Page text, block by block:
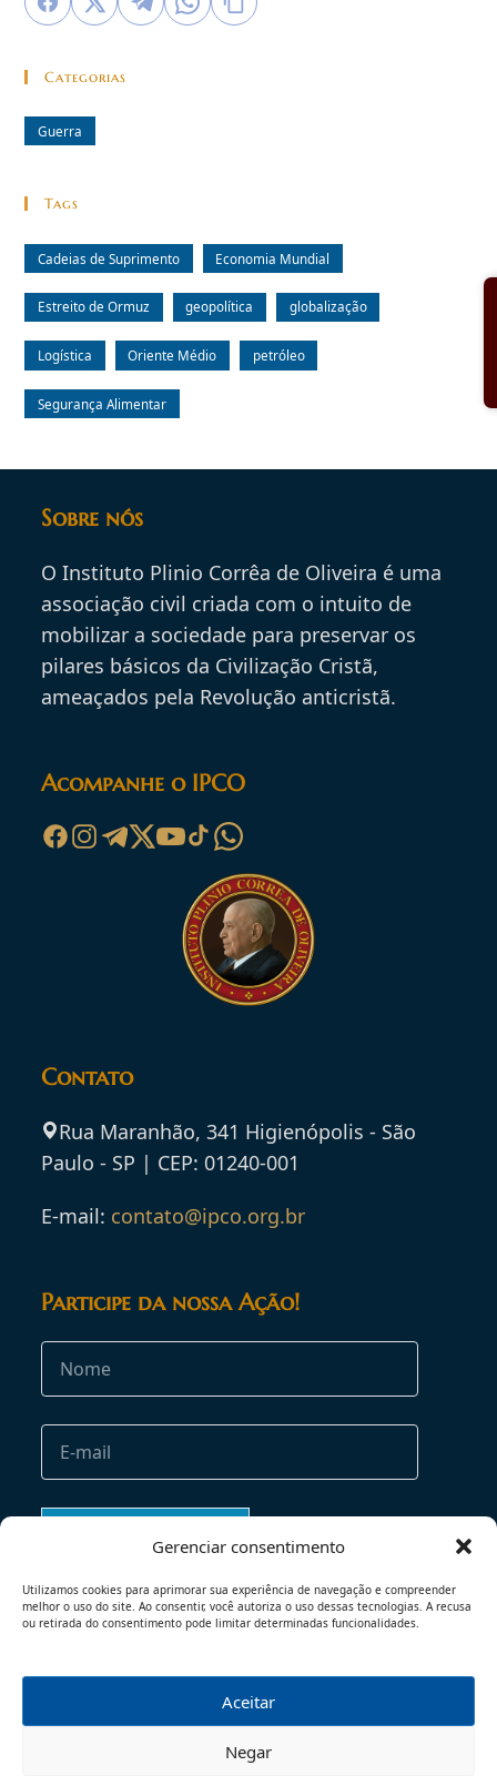
Gerenciar consentimento
Utilizamos cookies para aprimorar sua experiência de navegação e compreender
melhor o uso do site. Ao consentir, você autoriza o uso dessas tecnologias. A recusa
ou retirada do consentimento pode limitar determinadas funcionalidades.
Aceitar
Negar
Categorias
Guerra
Tags
Cadeias de Suprimento Economia Mundial
Estreito de Ormuz geopolítica globalização
Logística Oriente Médio petróleo
Segurança Alimentar
Sobre nós
O Instituto Plinio Corrêa de Oliveira é uma
associação civil criada com o intuito de
mobilizar a sociedade para preservar os
pilares básicos da Civilização Cristã,
ameaçados pela Revolução anticristã.
Acompanhe o IPCO
Contato
Rua Maranhão, 341 Higienópolis - São
Paulo - SP | CEP: 01240-001
E-mail: contato@ipco.org.br
Participe da nossa Ação!
POLÍTICA DE PRIVACIDADE
© 2026 - TODOS OS DIREITOS RESERVADOS